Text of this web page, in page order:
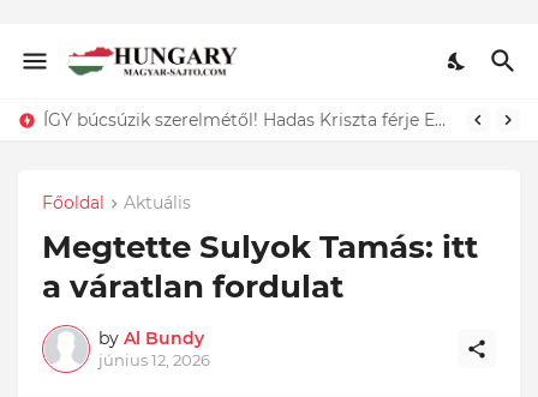
Dráma: Ő az a 11 hónapos kisgyermek, akit egy kukában találtak és csak a szerencsének köszönhető, hogy életben maradt. Döbbenet ami történt:
Főoldal Aktuális
Megtette Sulyok Tamás: itt
a váratlan fordulat
by Al Bundy
június 12, 2026